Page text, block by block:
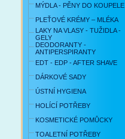
MÝDLA - PĚNY DO KOUPELE
PLEŤOVÉ KRÉMY – MLÉKA
LAKY NA VLASY - TUŽIDLA -
GELY
DEODORANTY -
ANTIPERSPIRANTY
EDT - EDP - AFTER SHAVE
DÁRKOVÉ SADY
ÚSTNÍ HYGIENA
HOLÍCÍ POTŘEBY
KOSMETICKÉ POMŮCKY
TOALETNÍ POTŘEBY